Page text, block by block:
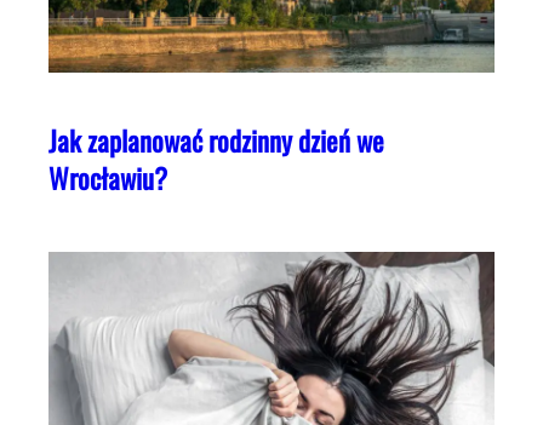
Jak zaplanować rodzinny dzień we
Wrocławiu?